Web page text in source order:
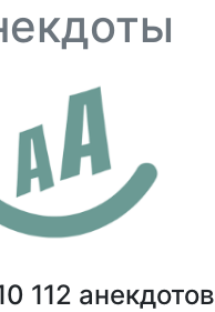
112 анекдотов